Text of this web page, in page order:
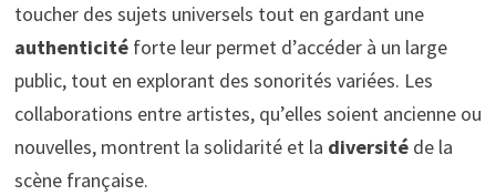
toucher des sujets universels tout en gardant une
authenticitéforte leur permet d’accéder à un large
public, tout en explorant des sonorités variées. Les
collaborations entre artistes, qu’elles soient ancienne ou
nouvelles, montrent la solidarité et la diversitéde la
scène française.